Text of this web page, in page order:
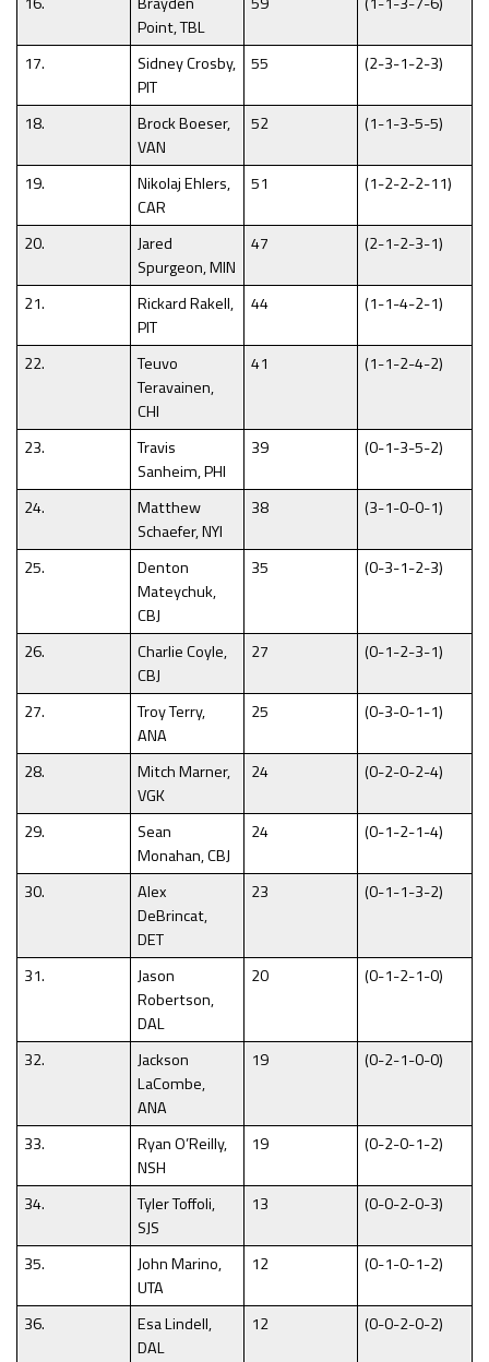
Point, TBL
17.
Sidney Crosby,
PIT
55 (2-3-1-2-3)
18.
Brock Boeser,
VAN
52 (1-1-3-5-5)
19.
Nikolaj Ehlers,
CAR
51 (1-2-2-2-11)
20.
Jared
Spurgeon, MIN
47 (2-1-2-3-1)
21.
Rickard Rakell,
PIT
44 (1-1-4-2-1)
22.
Teuvo
Teravainen,
CHI
41 (1-1-2-4-2)
23.
Travis
Sanheim, PHI
39 (0-1-3-5-2)
24.
Matthew
Schaefer, NYI
38 (3-1-0-0-1)
25.
Denton
Mateychuk,
CBJ
35 (0-3-1-2-3)
26.
Charlie Coyle,
CBJ
27 (0-1-2-3-1)
27.
Troy Terry,
ANA
25 (0-3-0-1-1)
28.
Mitch Marner,
VGK
24 (0-2-0-2-4)
29.
Sean
Monahan, CBJ
24 (0-1-2-1-4)
30.
Alex
DeBrincat,
DET
23 (0-1-1-3-2)
31.
Jason
Robertson,
DAL
20 (0-1-2-1-0)
32.
Jackson
LaCombe,
ANA
19 (0-2-1-0-0)
33.
Ryan O’Reilly,
NSH
19 (0-2-0-1-2)
34.
Tyler Toffoli,
SJS
13 (0-0-2-0-3)
35.
John Marino,
UTA
12 (0-1-0-1-2)
36.
Esa Lindell,
DAL
12 (0-0-2-0-2)